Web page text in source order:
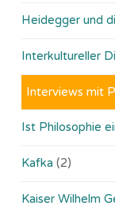
Heidegger und
Interkultureller
Interviews mit
Ist Philosophie
Kafka (2)
Kaiser Wilhelm